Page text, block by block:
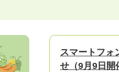
スマートフォ
せ（9月9日開